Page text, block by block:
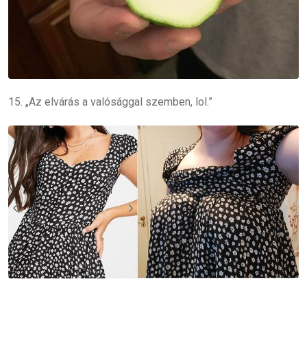
15. „Az elvárás a valósággal szemben, lol.”